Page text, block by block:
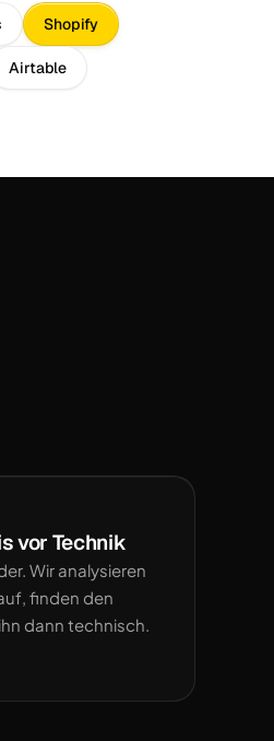
Shopify
Airtable
vor Technik
Wir analysieren
finden den
dann technisch.